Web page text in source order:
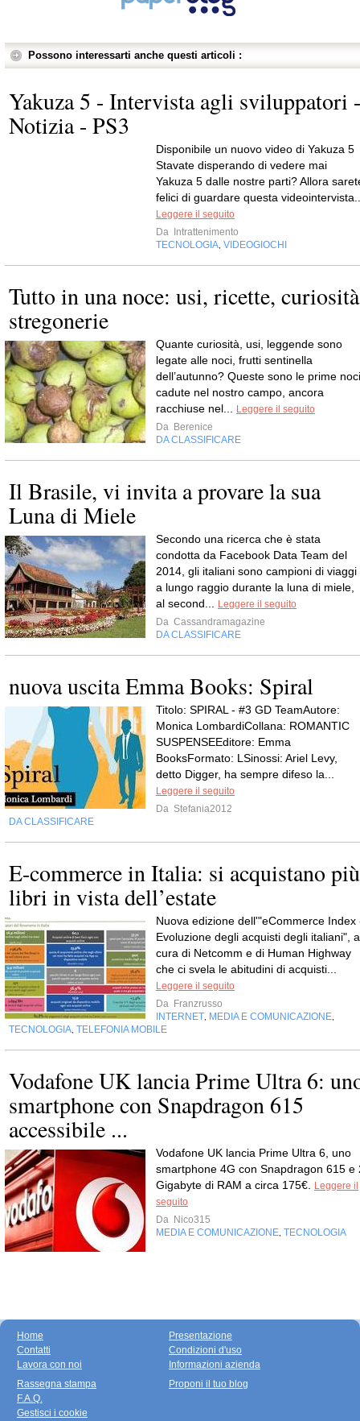
Possono interessarti anche questi articoli :
Yakuza 5 - Intervista agli sviluppatori -
Notizia - PS3
Disponibile un nuovo video di Yakuza 5
Stavate disperando di vedere mai
Yakuza 5 dalle nostre parti? Allora
felici di guardare questa
Leggere il seguito
Da
Intrattenimento
TECNOLOGIA VIDEOGIOCHI
Tutto in una noce: usi, ricette,
stregonerie
Quante curiosità, usi, leggende sono
legate alle noci, frutti sentinella
dell’autunno? Queste sono le prime noci
cadute nel nostro campo, ancora
racchiuse nel...
Leggere il seguito
Da Berenice
DA CLASSIFICARE
Il Brasile, vi invita a provare la sua
Luna di Miele
Secondo una ricerca che è stata
condotta da Facebook Data Team del
2014, gli italiani sono campioni di viaggi
a lungo raggio durante la luna di miele,
al second...
Leggere il seguito
Da Cassandramagazine
DA CLASSIFICARE
nuova uscita Emma Books: Spiral
Titolo: SPIRAL - #3 GD TeamAutore:
Monica LombardiCollana: ROMANTIC
SUSPENSEEditore: Emma
BooksFormato: LSinossi: Ariel Levy,
detto Digger, ha sempre difeso la...
Leggere il seguito
Da Stefania2012
DA CLASSIFICARE
E-commerce in Italia: si acquistano più
libri in vista dell’estate
Nuova edizione dell'"eCommerce Index
Evoluzione degli acquisti degli italiani", a
cura di Netcomm e di Human Highway
che ci svela le abitudini di acquisti...
Leggere il seguito
Da Franzrusso
INTERNET MEDIA E COMUNICAZIONE
TECNOLOGIA TELEFONIA MOBILE
Vodafone UK lancia Prime Ultra 6:
smartphone con Snapdragon 615
accessibile ...
Vodafone UK lancia Prime Ultra 6, uno
smartphone 4G con Snapdragon 615 e
Gigabyte di RAM a circa 175€.
Leggere il
seguito
Da Nico315
MEDIA E COMUNICAZIONE TECNOLOGIA
Home
Contatti
Lavora con noi
Presentazione
Condizioni d'uso
Informazioni azienda
Rassegna stampa
F.A.Q.
Gestisci i cookie
Proponi il tuo blog